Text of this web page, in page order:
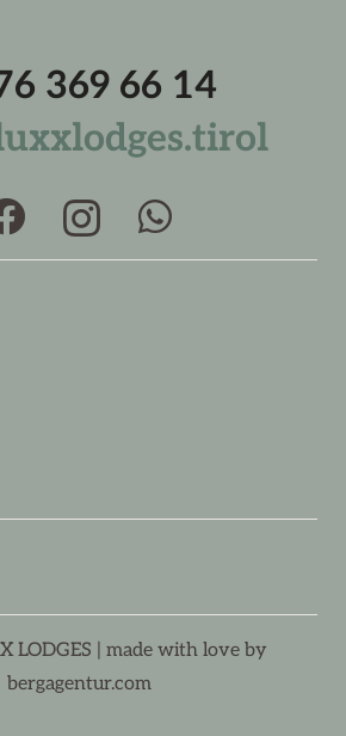
369 66 14
LODGES | made with love by
bergagentur.com